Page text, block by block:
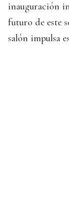
inauguración
futuro de este
salón impulsa